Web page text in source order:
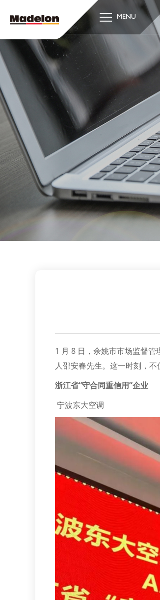
MENU
1 月 8 日，余姚市市场监督
人邵安春先生。这一时刻，
浙江省“守合同重信用”企业
宁波东大空调